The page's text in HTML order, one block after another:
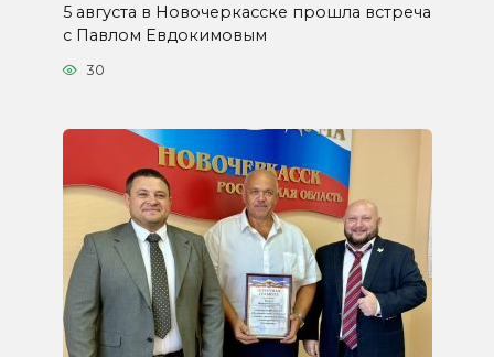
5 августа в Новочеркасске прошла встреча
с Павлом Евдокимовым
30